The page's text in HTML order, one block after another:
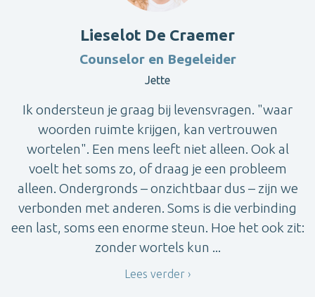
Lieselot De Craemer
Counselor en Begeleider
Jette
Ik ondersteun je graag bij levensvragen. "waar
woorden ruimte krijgen, kan vertrouwen
wortelen". Een mens leeft niet alleen. Ook al
voelt het soms zo, of draag je een probleem
alleen. Ondergronds – onzichtbaar dus – zijn we
verbonden met anderen. Soms is die verbinding
een last, soms een enorme steun. Hoe het ook zit:
zonder wortels kun ...
Lees verder